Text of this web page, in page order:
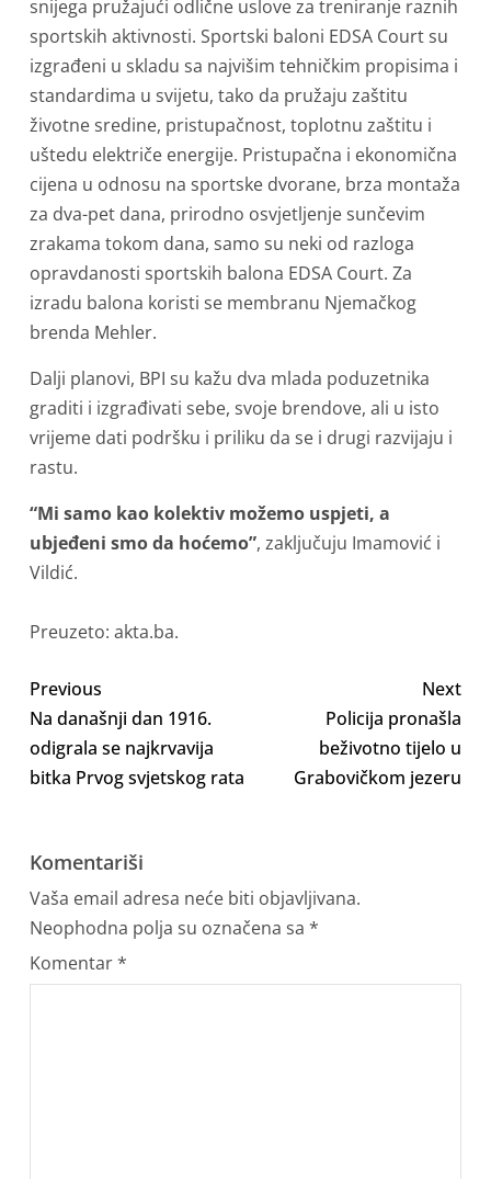
snijega pružajući odlične uslove za treniranje raznih
sportskih aktivnosti. Sportski baloni EDSA Court su
izgrađeni u skladu sa najvišim tehničkim propisima i
standardima u svijetu, tako da pružaju zaštitu
životne sredine, pristupačnost, toplotnu zaštitu i
uštedu električe energije. Pristupačna i ekonomična
cijena u odnosu na sportske dvorane, brza montaža
za dva-pet dana, prirodno osvjetljenje sunčevim
zrakama tokom dana, samo su neki od razloga
opravdanosti sportskih balona EDSA Court. Za
izradu balona koristi se membranu Njemačkog
brenda Mehler.
Dalji planovi, BPI su kažu dva mlada poduzetnika
graditi i izgrađivati sebe, svoje brendove, ali u isto
vrijeme dati podršku i priliku da se i drugi razvijaju i
rastu.
“Mi samo kao kolektiv možemo uspjeti, a
ubjeđeni smo da hoćemo”, zaključuju Imamović i
Vildić.
Preuzeto: akta.ba.
Previous
Na današnji dan 1916.
odigrala se najkrvavija
bitka Prvog svjetskog rata
Next
Policija pronašla
beživotno tijelo u
Grabovičkom jezeru
Komentariši
Vaša email adresa neće biti objavljivana.
Neophodna polja su označena sa *
Komentar*